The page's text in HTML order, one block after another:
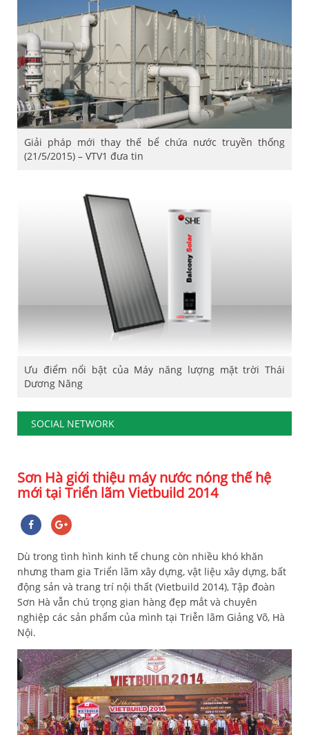
Giải pháp mới thay thế bể chứa nước truyền thống
(21/5/2015) – VTV1 đưa tin
Ưu điểm nổi bật của Máy năng lượng mặt trời Thái
Dương Năng
SOCIAL NETWORK
Sơn Hà giới thiệu máy nước nóng thế hệ
mới tại Triển lãm Vietbuild 2014
Dù trong tình hình kinh tế chung còn nhiều khó khăn
nhưng tham gia Triển lãm xây dựng, vật liệu xây dựng, bất
động sản và trang trí nội thất (Vietbuild 2014), Tập đoàn
Sơn Hà vẫn chú trọng gian hàng đẹp mắt và chuyên
nghiệp các sản phẩm của mình tại Triễn lãm Giảng Võ, Hà
Nội.